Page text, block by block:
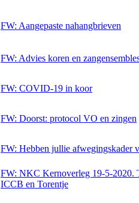
FW: Aangepaste nahangbrieven
FW: Advies koren en
FW: COVID-19 in koor
FW: Doorst: protocol VO en zingen
FW: Hebben jullie afwegingskader
FW: NKC Kernoverleg 19-5-2020.
ICCB en Torentje